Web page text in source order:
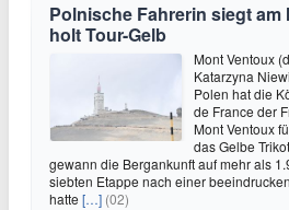
Polnische Fahrerin siegt am
holt Tour-Gelb
Mont Ventoux
Katarzyna
Polen hat die
de France der
Mont Ventoux
das Gelbe
gewann die Bergankunft auf mehr als
siebten Etappe nach einer
hatte […] (02)